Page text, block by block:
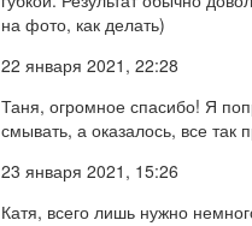
22 января 2021, 22:28
Таня, огромное спасибо! Я
смывать, а оказалось, все так
23 января 2021, 15:26
Катя, всего лишь нужно